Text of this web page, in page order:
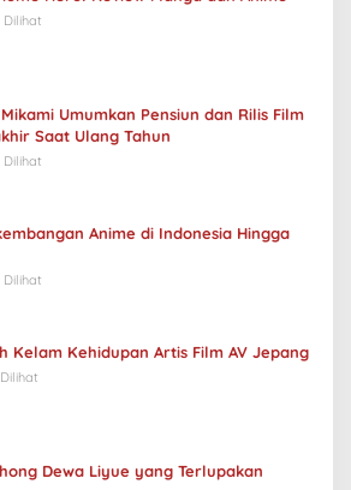
Dilihat
Umumkan Pensiun dan Rilis Film
Saat Ulang Tahun
Dilihat
Anime di Indonesia Hingga
Dilihat
Kelam Kehidupan Artis Film AV Jepang
Dewa Liyue yang Terlupakan